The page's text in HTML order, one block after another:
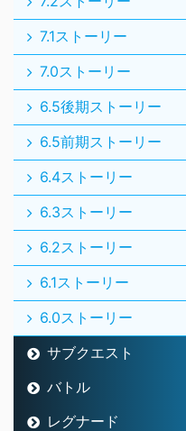
7.1ストーリー
7.0ストーリー
6.5後期ストーリー
6.5前期ストーリー
6.4ストーリー
6.3ストーリー
6.2ストーリー
6.1ストーリー
6.0ストーリー
サブクエスト
バトル
レグナード